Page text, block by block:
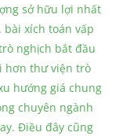
sở hữu lợi nhất
xích toán vấp
nghịch bắt đầu
hơn thư viện trò
hướng giá chung
chuyên ngành
Điều đây cũng